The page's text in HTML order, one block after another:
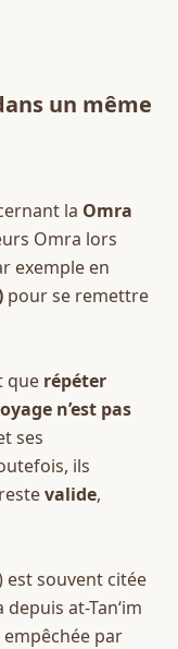
un même
la Omra
Omra lors
exemple en
pour se remettre
que répéter
n’est pas
ils
valide,
est souvent citée
at-Tan‘im
par